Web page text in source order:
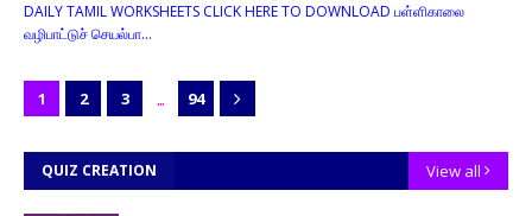
DAILY TAMIL WORKSHEETS CLICK HERE TO DOWNLOAD பள்ளிகாலை
வழிபாட்டுச் செயல்பா…
1 2 3 ... 94
QUIZ CREATION View all